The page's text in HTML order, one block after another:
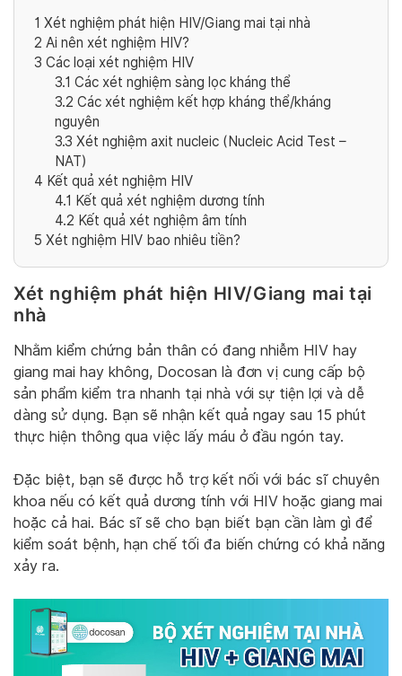
1 Xét nghiệm phát hiện HIV/Giang mai tại nhà
2 Ai nên xét nghiệm HIV?
3 Các loại xét nghiệm HIV
3.1 Các xét nghiệm sàng lọc kháng thể
3.2 Các xét nghiệm kết hợp kháng thể/kháng
nguyên
3.3 Xét nghiệm axit nucleic (Nucleic Acid Test –
NAT)
4 Kết quả xét nghiệm HIV
4.1 Kết quả xét nghiệm dương tính
4.2 Kết quả xét nghiệm âm tính
5 Xét nghiệm HIV bao nhiêu tiền?
Xét nghiệm phát hiện HIV/Giang mai tại
nhà
Nhằm kiểm chứng bản thân có đang nhiễm HIV hay
giang mai hay không, Docosan là đơn vị cung cấp bộ
sản phẩm kiểm tra nhanh tại nhà với sự tiện lợi và dễ
dàng sử dụng. Bạn sẽ nhận kết quả ngay sau 15 phút
thực hiện thông qua việc lấy máu ở đầu ngón tay.
Đặc biệt, bạn sẽ được hỗ trợ kết nối với bác sĩ chuyên
khoa nếu có kết quả dương tính với HIV hoặc giang mai
hoặc cả hai. Bác sĩ sẽ cho bạn biết bạn cần làm gì để
kiểm soát bệnh, hạn chế tối đa biến chứng có khả năng
xảy ra.